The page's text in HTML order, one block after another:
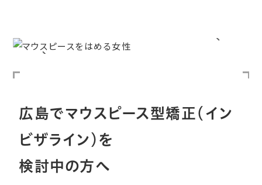
広島でマウスピース型矯正（イン
ビザライン）を
検討中の方へ